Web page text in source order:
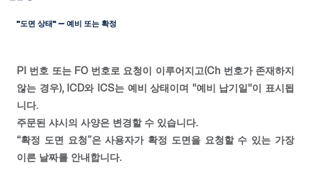
"도면 상태" – 예비 또는 확정
PI 번호 또는 FO 번호로 요청이 이루어지고(Ch 번호가 존재하지
않는 경우), ICD와 ICS는 예비 상태이며 "예비 납기일"이 표시됩
니다.
주문된 샤시의 사양은 변경할 수 있습니다.
“확정 도면 요청”은 사용자가 확정 도면을 요청할 수 있는 가장
이른 날짜를 안내합니다.